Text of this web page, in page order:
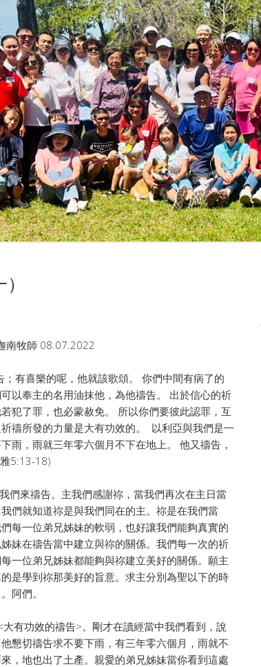
南牧師 08.07.2022
有喜樂的呢，他就該歌頌。 你們中間有病了的
以奉主的名用油抹他，為他禱告。 出於信心的祈
犯了罪，也必蒙赦免。 所以你們要彼此認罪，互
禱所發的力量是大有功效的。 以利亞與我們是一
雨，雨就三年零六個月不下在地上。 他又禱告，
5:13-18)
們來禱告。主我們感謝祢，當我們再次在主日當
們就知道祢是與我們同在的主。祢是在我們當
每一位弟兄姊妹的軟弱，也好讓我們能夠真實的
妹在禱告當中建立與祢的關係。我們每一次的祈
一位弟兄姊妹都能夠與祢建立美好的關係。願主
是學到祢那美好的旨意。求主分別為聖以下的時
阿們。
有功效的禱告>。剛才在讀經當中我們看到，說
懇切禱告求不要下雨，有三年零六個月，雨就不
，地也出了土產。親愛的弟兄姊妹當你看到這處